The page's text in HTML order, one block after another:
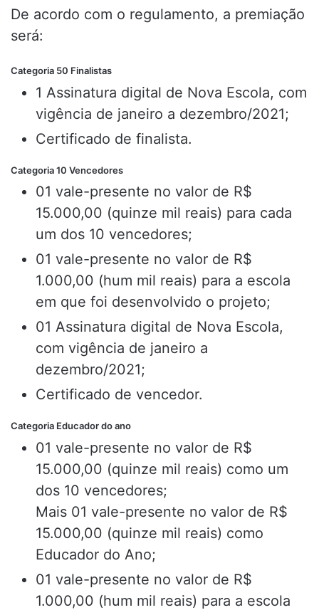
De acordo com o regulamento, a premiação
será:
Categoria 50 Finalistas
1 Assinatura digital de Nova Escola, com
vigência de janeiro a dezembro/2021;
Certificado de finalista.
Categoria 10 Vencedores
01 vale-presente no valor de R$
15.000,00 (quinze mil reais) para cada
um dos 10 vencedores;
01 vale-presente no valor de R$
1.000,00 (hum mil reais) para a escola
em que foi desenvolvido o projeto;
01 Assinatura digital de Nova Escola,
com vigência de janeiro a
dezembro/2021;
Certificado de vencedor.
Categoria Educador do ano
01 vale-presente no valor de R$
15.000,00 (quinze mil reais) como um
dos 10 vencedores;
Mais 01 vale-presente no valor de R$
15.000,00 (quinze mil reais) como
Educador do Ano;
01 vale-presente no valor de R$
1.000,00 (hum mil reais) para a escola